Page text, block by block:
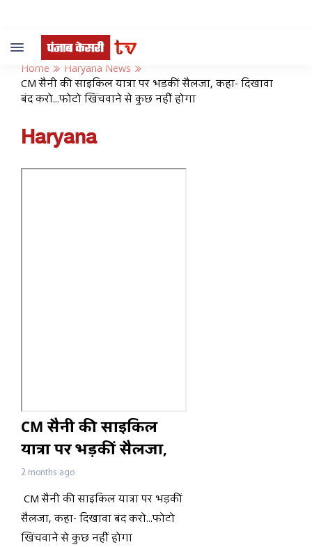
Toggle
navigation
Home
Haryana News
CM सैनी की साइकिल यात्रा पर भड़कीं सैलजा, कहा- दिखावा
बंद करो...फोटो खिंचवाने से कुछ नहीं होगा
Haryana
CM सैनी की साइकिल
यात्रा पर भड़कीं सैलजा,
कहा- दिखावा बंद
करो...फोटो खिंचवाने से
कुछ नहीं होगा
2 months ago
CM सैनी की साइकिल यात्रा पर भड़कीं
सैलजा, कहा- दिखावा बंद करो...फोटो
खिंचवाने से कुछ नहीं होगा